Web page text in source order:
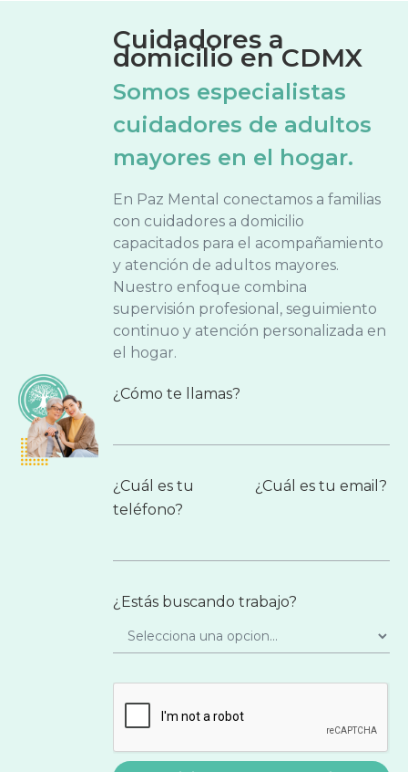
Cuidadores a
domicilio en CDMX
Somos especialistas
cuidadores de adultos
mayores en el hogar.
En Paz Mental conectamos a familias
con cuidadores a domicilio
capacitados para el acompañamiento
y atención de adultos mayores.
Nuestro enfoque combina
supervisión profesional, seguimiento
continuo y atención personalizada en
el hogar.
¿Cómo te llamas?
¿Cuál es tu
teléfono?
¿Cuál es tu email?
¿Estás buscando trabajo?